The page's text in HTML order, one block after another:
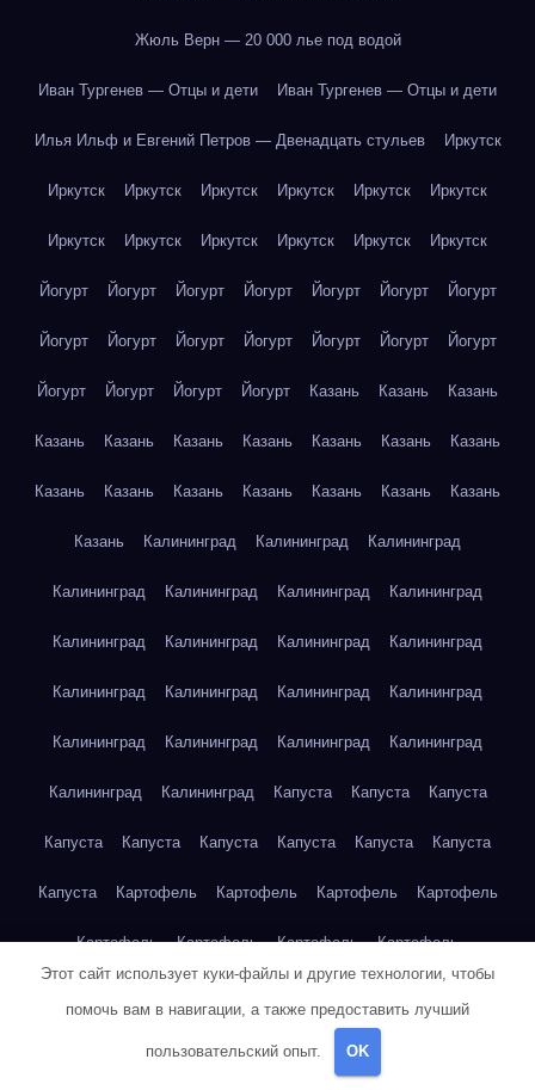
Жюль Верн — 20 000 лье под водой
Иван Тургенев — Отцы и дети Иван Тургенев — Отцы и дети
Илья Ильф и Евгений Петров — Двенадцать стульев Иркутск
Иркутск Иркутск Иркутск Иркутск Иркутск Иркутск
Иркутск Иркутск Иркутск Иркутск Иркутск Иркутск
Йогурт Йогурт Йогурт Йогурт Йогурт Йогурт Йогурт
Йогурт Йогурт Йогурт Йогурт Йогурт Йогурт Йогурт
Йогурт Йогурт Йогурт Йогурт Казань Казань Казань
Казань Казань Казань Казань Казань Казань Казань
Казань Казань Казань Казань Казань Казань Казань
Казань Калининград Калининград Калининград
Калининград Калининград Калининград Калининград
Калининград Калининград Калининград Калининград
Калининград Калининград Калининград Калининград
Калининград Калининград Калининград Калининград
Калининград Калининград Капуста Капуста Капуста
Капуста Капуста Капуста Капуста Капуста Капуста
Капуста Картофель Картофель Картофель Картофель
Картофель Картофель Картофель Картофель
Кейптаун Кейптаун
Этот сайт использует куки-файлы и другие технологии, чтобы
помочь вам в навигации, а также предоставить лучший
пользовательский опыт. OK